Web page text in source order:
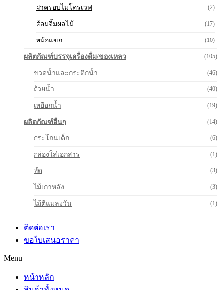
ฝาครอบไมโครเวฟ (2)
ส้อมจิ้มผลไม้ (17)
หม้อแขก (10)
ผลิตภัณฑ์บรรจุเครื่องดื่ม/ของเหลว (105)
ขวดน้ำและกระติกน้ำ (46)
ถ้วยน้ำ (40)
เหยือกน้ำ (19)
ผลิตภัณฑ์อื่นๆ (14)
กระโถนเด็ก (6)
กล่องใส่เอกสาร (1)
พัด (3)
ไม้เกาหลัง (3)
ไม้ตีแมลงวัน (1)
ติดต่อเรา
ขอใบเสนอราคา
Menu
หน้าหลัก